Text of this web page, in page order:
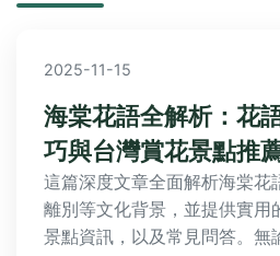
2025-11-15
海棠花語全解析：花
巧與台灣賞花景點推
這篇深度文章全面解析海棠花
離別等文化背景，並提供實用
景點資訊，以及常見問答。無